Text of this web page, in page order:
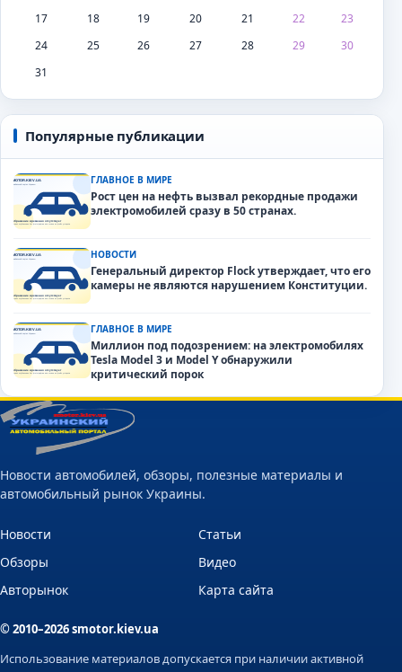
17
18 19 20 21 22
23
24
25 26 27 28 29
30
31
Популярные публикации
ГЛАВНОЕ В МИРЕ
Рост цен на нефть вызвал рекордные продажи
электромобилей сразу в 50 странах.
НОВОСТИ
Генеральный директор Flock утверждает, что его
камеры не являются нарушением Конституции.
ГЛАВНОЕ В МИРЕ
Миллион под подозрением: на электромобилях
Tesla Model 3 и Model Y обнаружили
критический порок
Новости автомобилей, обзоры, полезные материалы и
автомобильный рынок Украины.
Новости
Статьи
Обзоры
Видео
Авторынок
Карта сайта
© 2010–2026 smotor.kiev.ua
Использование материалов допускается при наличии активной